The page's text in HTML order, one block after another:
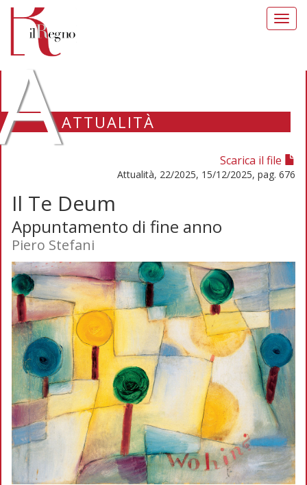
ATTUALITÀ
Scarica il file
Attualità, 22/2025, 15/12/2025, pag. 676
Il Te Deum
Appuntamento di fine anno
Piero Stefani